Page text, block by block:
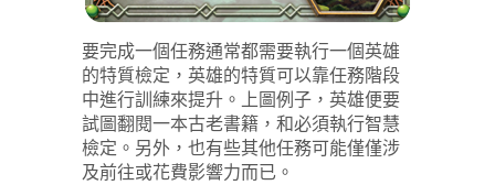
要完成一個任務通常都需要執行一個英雄
的特質檢定，英雄的特質可以靠任務階段
中進行訓練來提升。上圖例子，英雄便要
試圖翻閱一本古老書籍，和必須執行智慧
檢定。另外，也有些其他任務可能僅僅涉
及前往或花費影響力而已。